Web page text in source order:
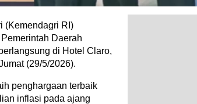
(Kemendagri RI)
Daerah
di Hotel Claro,
(29/5/2026).
penghargaan terbaik
inflasi pada ajang